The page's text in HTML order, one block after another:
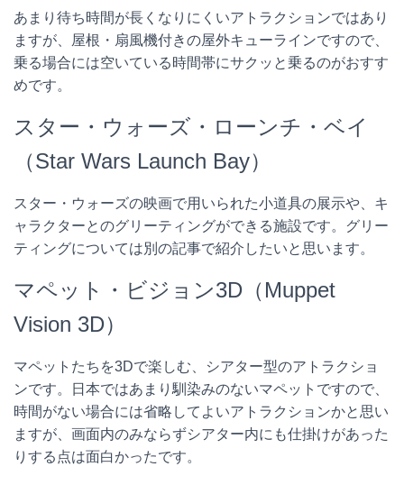
あまり待ち時間が長くなりにくいアトラクションではあり
ますが、屋根・扇風機付きの屋外キューラインですので、
乗る場合には空いている時間帯にサクッと乗るのがおすす
めです。
スター・ウォーズ・ローンチ・ベイ
（Star Wars Launch Bay）
スター・ウォーズの映画で用いられた小道具の展示や、キ
ャラクターとのグリーティングができる施設です。グリー
ティングについては別の記事で紹介したいと思います。
マペット・ビジョン3D（Muppet
Vision 3D）
マペットたちを3Dで楽しむ、シアター型のアトラクショ
ンです。日本ではあまり馴染みのないマペットですので、
時間がない場合には省略してよいアトラクションかと思い
ますが、画面内のみならずシアター内にも仕掛けがあった
りする点は面白かったです。